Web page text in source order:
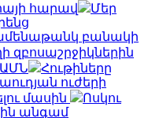
հարավ
Մեր
բանակի
զբոսաշրջիկներին
ԱՄՆ
Հութիները
ուժերի
մասին
Ոսկու
անգամ